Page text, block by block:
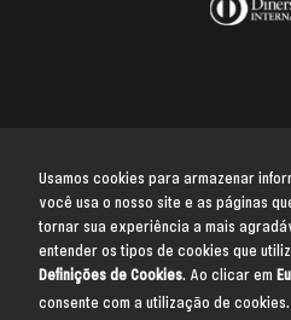
Usamos cookies para armazenar
você usa o nosso site e as páginas
tornar sua experiência a mais
entender os tipos de cookies que
Definições de Cookies. Ao clicar em
consente com a utilização de cookies.
Voltar para